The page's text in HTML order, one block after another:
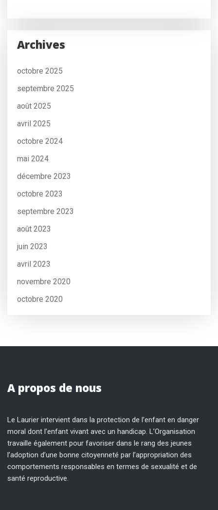
Archives
octobre 2025
septembre 2025
août 2025
avril 2025
octobre 2024
mai 2024
décembre 2023
octobre 2023
septembre 2023
août 2023
juin 2023
avril 2023
novembre 2020
octobre 2020
A propos de nous
Le Laurier intervient dans la protection de l’enfant en danger
moral dont l’enfant vivant avec un handicap. L’Organisation
travaille également pour favoriser dans le rang des jeunes
l’adoption d’une bonne citoyenneté par l’appropriation des
comportements responsables en termes de sexualité et de
santé reproductive.